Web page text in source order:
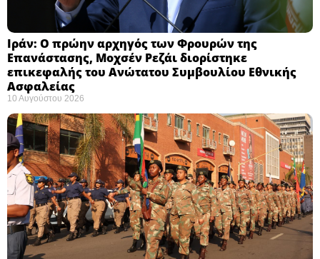
Ιράν: Ο πρώην αρχηγός των Φρουρών της
Επανάστασης, Μοχσέν Ρεζάι διορίστηκε
επικεφαλής του Ανώτατου Συμβουλίου Εθνικής
Ασφαλείας ​
10 Αυγούστου 2026